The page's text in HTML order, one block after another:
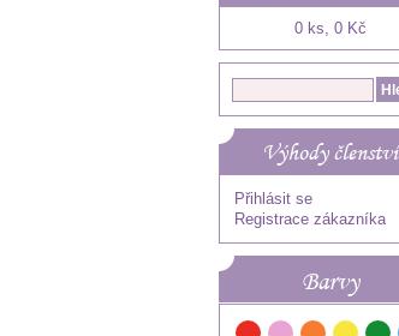
0 ks, 0 Kč
Výhody členství
Přihlásit se
Registrace zákazníka
Barvy